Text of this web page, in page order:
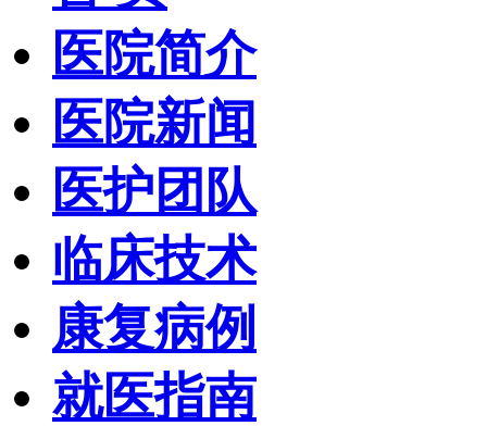
医院简介
医院新闻
医护团队
临床技术
康复病例
就医指南